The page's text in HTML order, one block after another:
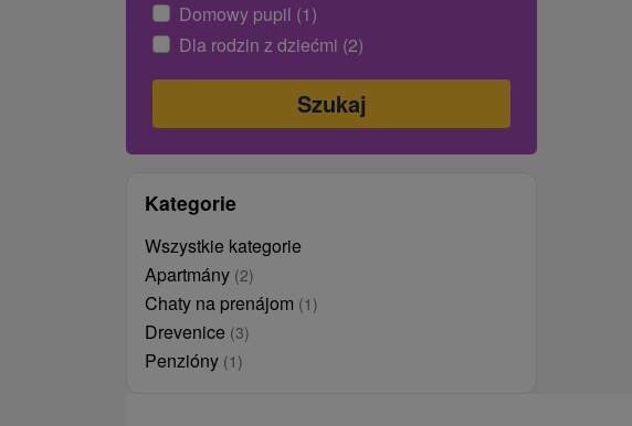
Domowy pupil (1)
Dla rodzin z dziećmi (2)
Kategorie
Wszystkie kategorie
Apartmány (2)
Chaty na prenájom (1)
Drevenice (3)
Penzióny (1)